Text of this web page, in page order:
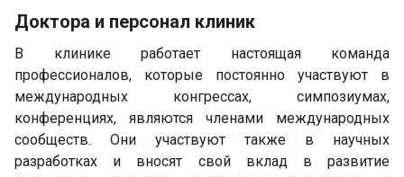
Доктора и персонал клиник
В клинике работает настоящая команда
профессионалов, которые постоянно участвуют в
международных конгрессах, симпозиумах,
конференциях, являются членами международных
сообществ. Они участвуют также в научных
разработках и вносят свой вклад в развитие